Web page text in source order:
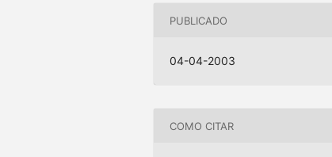
PUBLICADO
04-04-2003
COMO CITAR